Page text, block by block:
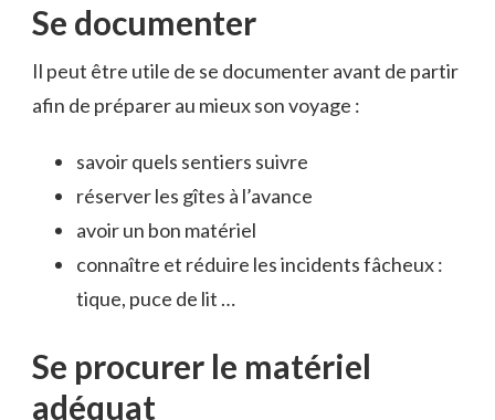
Se documenter
Il peut être utile de se documenter avant de partir
afin de préparer au mieux son voyage :
savoir quels sentiers suivre
réserver les gîtes à l’avance
avoir un bon matériel
connaître et réduire les incidents fâcheux :
tique, puce de lit …
Se procurer le matériel
adéquat